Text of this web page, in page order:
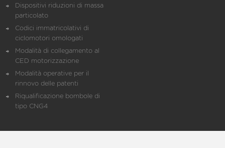
Dispositivi riduzioni di massa
particolato
Codici immatricolativi di
ciclomotori omologati
Modalità di collegamento al
CED motorizzazione
Modalità operative per il
rinnovo delle patenti
Riqualificazione bombole di
tipo CNG4